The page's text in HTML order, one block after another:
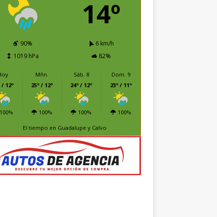
14º
90%
6 km/h
1019 hPa
82%
/ 12º
100%
Mñn.
25º / 12º
100%
Sáb. 8
24º / 12º
100%
Dom. 9
23º / 11º
100%
El tiempo en Guadalupe y Calvo